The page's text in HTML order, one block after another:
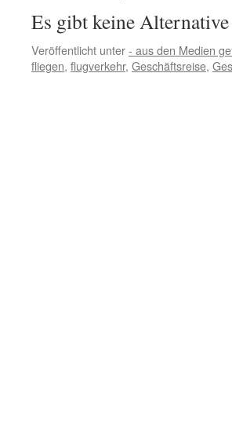
Es gibt keine
Veröffentlicht unter- aus den Medien
fliegen, flugverkehr, Geschäftsreise,